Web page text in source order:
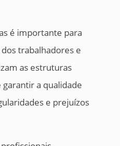
é importante para
trabalhadores e
as estruturas
a qualidade
e prejuízos